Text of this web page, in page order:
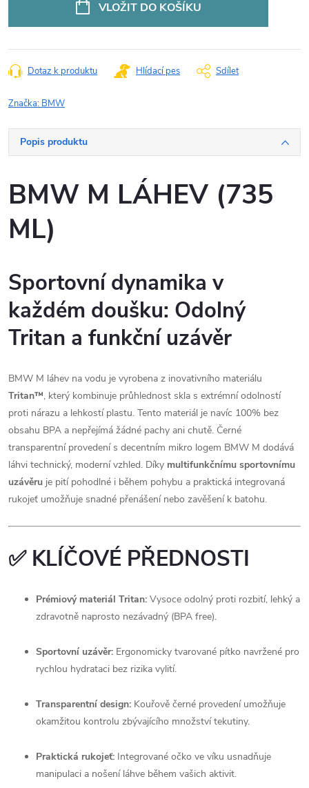
VLOŽIT DO KOŠÍKU
Dotaz k produktu Hlídací pes Sdílet
Značka: BMW
Popis produktu
BMW M LÁHEV (735
ML)
Sportovní dynamika v
každém doušku: Odolný
Tritan a funkční uzávěr
BMW M láhev na vodu je vyrobena z inovativního materiálu
Tritan™, který kombinuje průhlednost skla s extrémní odolností
proti nárazu a lehkostí plastu. Tento materiál je navíc 100% bez
obsahu BPA a nepřejímá žádné pachy ani chutě. Černé
transparentní provedení s decentním mikro logem BMW M dodává
láhvi technický, moderní vzhled. Díky multifunkčnímu sportovnímu
uzávěru je pití pohodlné i během pohybu a praktická integrovaná
rukojeť umožňuje snadné přenášení nebo zavěšení k batohu.
✅ KLÍČOVÉ PŘEDNOSTI
Prémiový materiál Tritan: Vysoce odolný proti rozbití, lehký a
zdravotně naprosto nezávadný (BPA free).
Sportovní uzávěr: Ergonomicky tvarované pítko navržené pro
rychlou hydrataci bez rizika vylití.
Transparentní design: Kouřově černé provedení umožňuje
okamžitou kontrolu zbývajícího množství tekutiny.
Praktická rukojeť: Integrované očko ve víku usnadňuje
manipulaci a nošení láhve během vašich aktivit.